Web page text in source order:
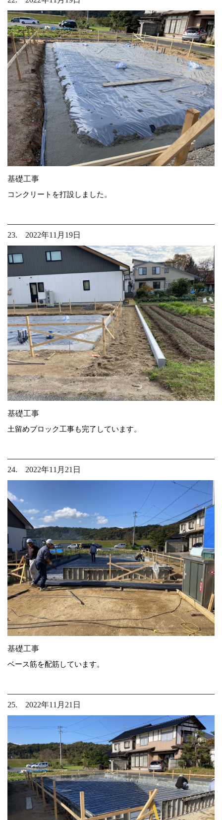
基礎工事
コンクリートを打設しました。
23. 2022年11月19日
基礎工事
土留めブロック工事も完了しています。
24. 2022年11月21日
基礎工事
ベース筋を配筋しています。
25. 2022年11月21日